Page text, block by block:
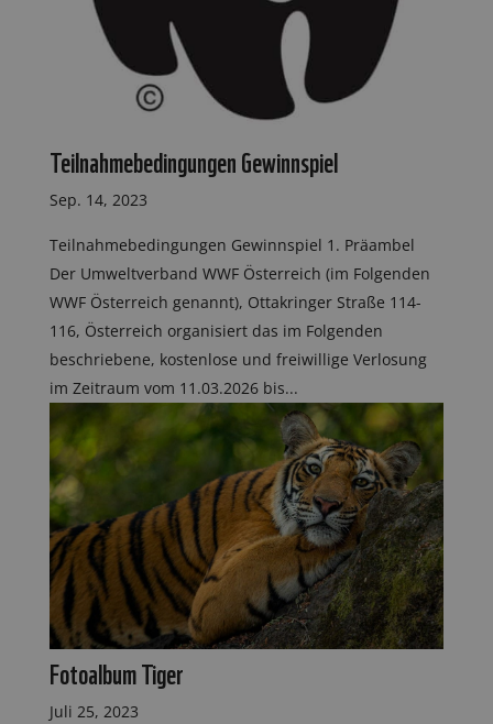
Teilnahmebedingungen Gewinnspiel
Sep. 14, 2023
Teilnahmebedingungen Gewinnspiel 1. Präambel
Der Umweltverband WWF Österreich (im Folgenden
WWF Österreich genannt), Ottakringer Straße 114-
116, Österreich organisiert das im Folgenden
beschriebene, kostenlose und freiwillige Verlosung
im Zeitraum vom 11.03.2026 bis...
Fotoalbum Tiger
Juli 25, 2023